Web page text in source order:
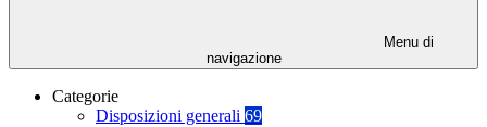
Menu di
navigazione
Categorie
Disposizioni generali 69